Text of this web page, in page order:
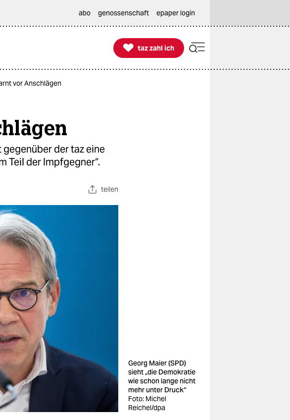
abo genossenschaft epaper login

taz zahl ich
taz zahl ich
vor Anschlägen
der taz eine
Teil der Impfgegner“.
teilen
Georg Maier (SPD)
sieht „die Demokratie
wie schon lange nicht
mehr unter Druck“
Foto: Michel
Reichel/dpa